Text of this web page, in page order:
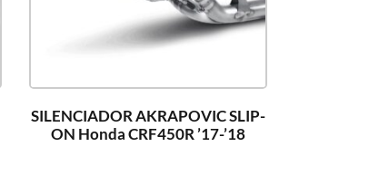
SILENCIADOR AKRAPOVIC SLIP-
ON Honda CRF450R ’17-’18